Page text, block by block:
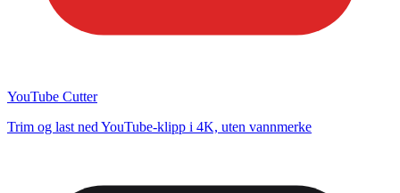
YouTube Cutter
Trim og last ned YouTube-klipp i 4K, uten vannmerke